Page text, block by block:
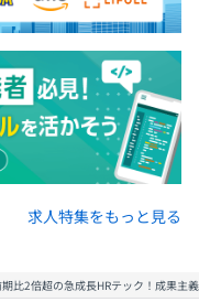
求人特集をもっと見る
比2倍超の急成長HRテック！成果主